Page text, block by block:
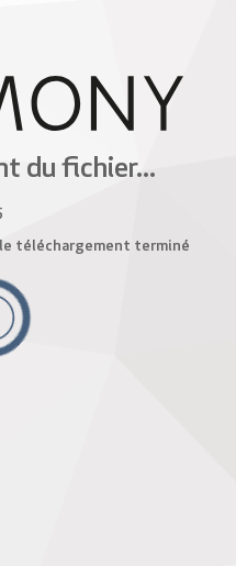
du fichier...
téléchargement terminé